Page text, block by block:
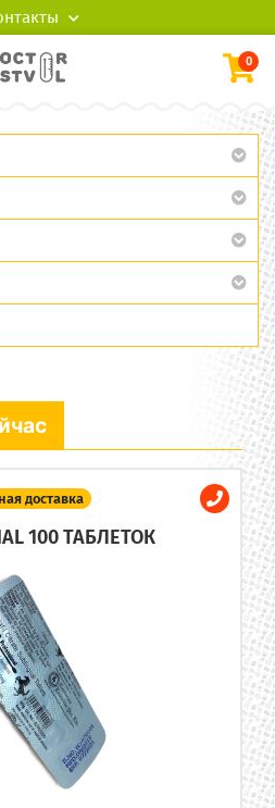
0
доставка
100 ТАБЛЕТОК